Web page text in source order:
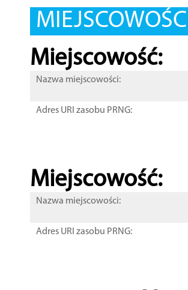
Miejscowość:
Nazwa miejscowości:
Adres URI zasobu PRNG:
Miejscowość:
Nazwa miejscowości:
Adres URI zasobu PRNG: